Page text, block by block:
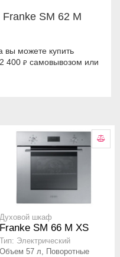
SM 62 M
вы можете купить
400 ₽ самовывозом или
Духовой шкаф
Franke SM 66 M XS
Тип: Электрический
Объем 57 л, Поворотные